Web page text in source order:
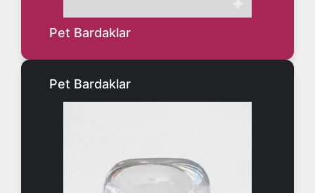
Pet Bardaklar
Pet Bardaklar